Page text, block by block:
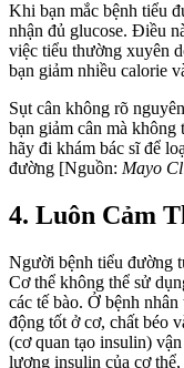
Khi bạn mắc bệnh tiểu
nhận đủ glucose. Điều
việc tiểu thường xuyên
bạn giảm nhiều calorie
Sụt cân không rõ
bạn giảm cân mà không
hãy đi khám bác sĩ để
đường [Nguồn: Mayo
4. Luôn Cảm
Người bệnh tiểu đường
Cơ thể không thể sử
các tế bào. Ở bệnh
động tốt ở cơ, chất béo
(cơ quan tạo insulin)
lượng insulin của cơ